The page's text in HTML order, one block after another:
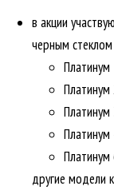
в акции
черным
Платинум
Платинум
Платинум
Платинум
Платинум
другие модели